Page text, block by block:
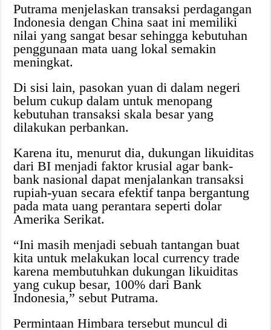
Putrama menjelaskan transaksi perdagangan
Indonesia dengan China saat ini memiliki
nilai yang sangat besar sehingga kebutuhan
penggunaan mata uang lokal semakin
meningkat.
Di sisi lain, pasokan yuan di dalam negeri
belum cukup dalam untuk menopang
kebutuhan transaksi skala besar yang
dilakukan perbankan.
Karena itu, menurut dia, dukungan likuiditas
dari BI menjadi faktor krusial agar bank-
bank nasional dapat menjalankan transaksi
rupiah-yuan secara efektif tanpa bergantung
pada mata uang perantara seperti dolar
Amerika Serikat.
“Ini masih menjadi sebuah tantangan buat
kita untuk melakukan local currency trade
karena membutuhkan dukungan likuiditas
yang cukup besar, 100% dari Bank
Indonesia,” sebut Putrama.
Permintaan Himbara tersebut muncul di